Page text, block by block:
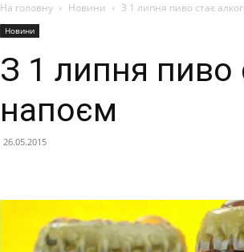
На головну Новини З 1 липня пиво стає
Новини
З 1 липня пиво
напоєм
26.05.2015